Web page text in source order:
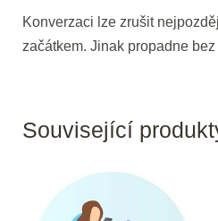
Konverzaci lze zrušit
začátkem. Jinak propadne bez
Související